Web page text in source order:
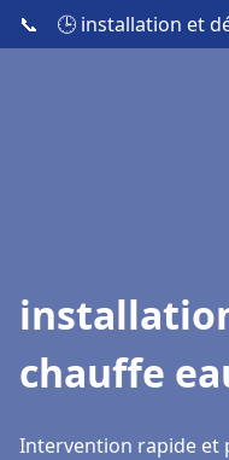
📞 🕒 installation et
chauffe
Intervention rapide et